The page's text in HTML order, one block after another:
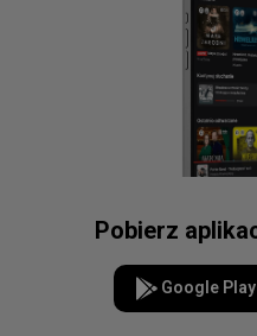
Pobierz
Google Play